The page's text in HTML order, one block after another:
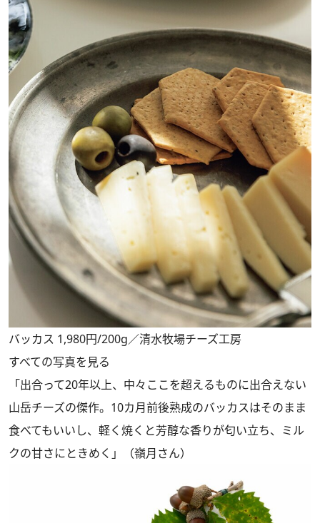
バッカス 1,980円/200g／清水牧場チーズ工房
すべての写真を見る
「出合って20年以上、中々ここを超えるものに出合えない
山岳チーズの傑作。10カ月前後熟成のバッカスはそのまま
食べてもいいし、軽く焼くと芳醇な香りが匂い立ち、ミル
クの甘さにときめく」（嶺月さん）